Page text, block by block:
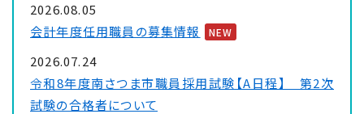
2026.08.05
会計年度任用職員の募集情報
NEW
2026.07.24
令和8年度南さつま市職員採用試験【A日程】 第2次
試験の合格者について